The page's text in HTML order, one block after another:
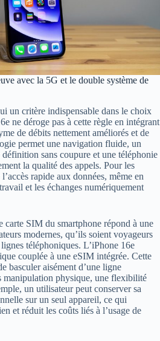
avec la 5G et le double système de
un critère indispensable dans le choix
ne déroge pas à cette règle en intégrant
de débits nettement améliorés et de
permet une navigation fluide, un
sans coupure et une téléphonie
la qualité des appels. Pour les
rapide aux données, même en
et les échanges numériquement
carte SIM du smartphone répond à une
modernes, qu’ils soient voyageurs
téléphoniques. L’iPhone 16e
couplée à une eSIM intégrée. Cette
basculer aisément d’une ligne
manipulation physique, une flexibilité
un utilisateur peut conserver sa
sur un seul appareil, ce qui
et réduit les coûts liés à l’usage de